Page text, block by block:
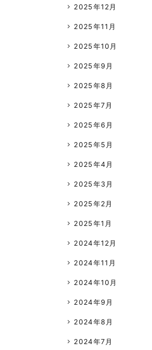
2025年12月
2025年11月
2025年10月
2025年9月
2025年8月
2025年7月
2025年6月
2025年5月
2025年4月
2025年3月
2025年2月
2025年1月
2024年12月
2024年11月
2024年10月
2024年9月
2024年8月
2024年7月